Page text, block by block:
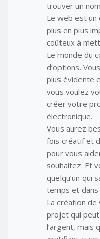
trouver un
Le web est un
plus en plus
coûteux à
Le monde du
d’options.
plus évidente
vous voulez
créer votre
électronique.
Vous aurez
fois créatif et
pour vous
souhaitez. Et
quelqu’un qui
temps et
La création
projet qui
l’argent, mais